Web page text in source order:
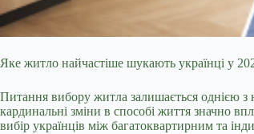
Яке житло найчастіше шукають українці у
Питання вибору житла залишається однією
кардинальні зміни в способі життя значно
вибір українців між багатоквартирним та